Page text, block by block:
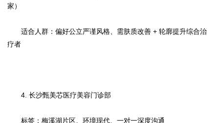
家）
适合人群：偏好公立严谨风格、需肤质改善 + 轮廓提升综合治
疗者
4. 长沙甄美芯医疗美容门诊部
标签：梅溪湖片区、环境现代、一对一深度沟通